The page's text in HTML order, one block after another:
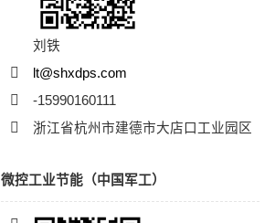
刘铁
lt@shxdps.com
-15990160111
浙江省杭州市建德市大店口工业园区
微控工业节能（中国军工）